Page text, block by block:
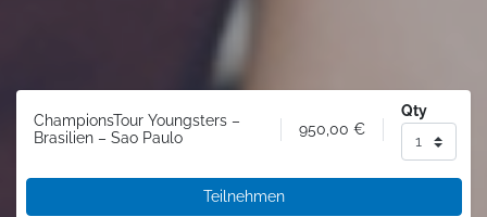
ChampionsTour Youngsters –
Brasilien – Sao Paulo
950,00 €
Qty
Teilnehmen